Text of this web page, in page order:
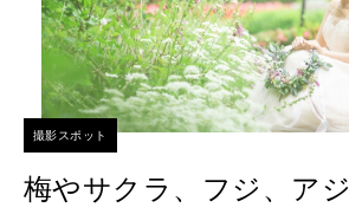
撮影スポット
梅やサクラ、フジ、アジ